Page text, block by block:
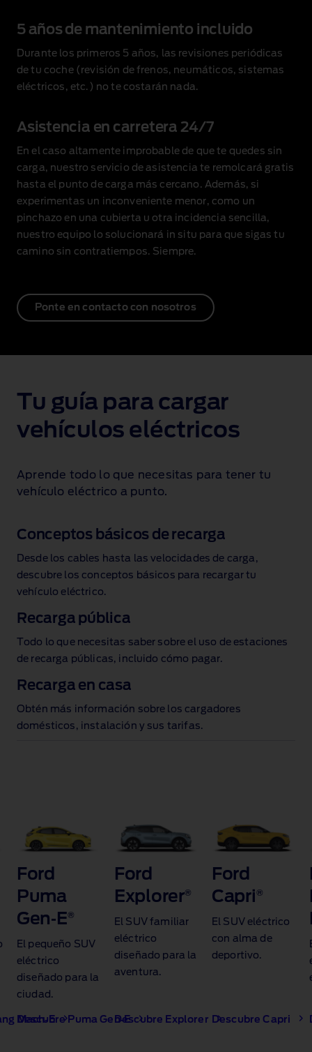
5 años de mantenimiento incluido
Durante los primeros 5 años, las revisiones periódicas
de tu coche (revisión de frenos, neumáticos, sistemas
eléctricos, etc.) no te costarán nada.
Asistencia en carretera 24/7
En el caso altamente improbable de que te quedes sin
carga, nuestro servicio de asistencia te remolcará gratis
hasta el punto de carga más cercano. Además, si
experimentas un inconveniente menor, como un
pinchazo en una cubierta u otra incidencia sencilla,
nuestro equipo lo solucionará in situ para que sigas tu
camino sin contratiempos. Siempre.
Ponte en contacto con nosotros
Tu guía para cargar
vehículos eléctricos
Aprende todo lo que necesitas para tener tu
vehículo eléctrico a punto.
Conceptos básicos de recarga
Desde los cables hasta las velocidades de carga,
descubre los conceptos básicos para recargar tu
vehículo eléctrico.
Recarga pública
Todo lo que necesitas saber sobre el uso de estaciones
de recarga públicas, incluido cómo pagar.
Recarga en casa
Obtén más información sobre los cargadores
domésticos, instalación y sus tarifas.
Mach‑E
Ford
Puma
Gen‑E®​
El pequeño SUV
eléctrico
diseñado para la
ciudad.
Descubre Puma Gen‑E
Ford
Explorer®
El SUV familiar
eléctrico
diseñado para la
aventura.
Descubre Explorer
Ford
Capri®
El SUV eléctrico
con alma de
deportivo.
Descubre Capri